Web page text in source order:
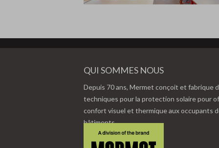
QUI SOMMES NOUS
Depuis 70 ans, Mermet conçoit et fabrique
techniques pour la protection solaire pour
confort visuel et thermique aux occupants
bâtiments.